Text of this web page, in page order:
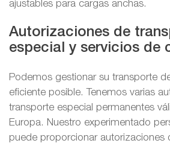
ajustables para cargas anchas.
Autorizaciones de
especial y servicios de
Podemos gestionar su transporte
eficiente posible. Tenemos varias
transporte especial permanentes
Europa. Nuestro experimentado
puede proporcionar autorizaciones